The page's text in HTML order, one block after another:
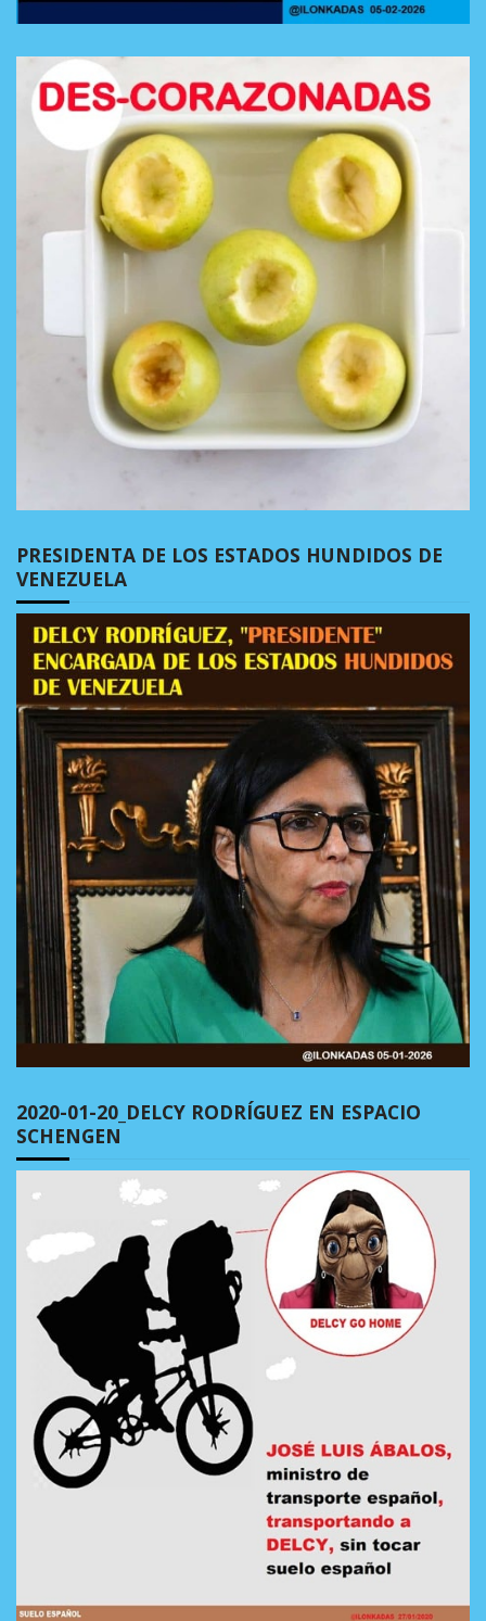
PRESIDENTA DE LOS ESTADOS HUNDIDOS DE
VENEZUELA
2020-01-20_DELCY RODRÍGUEZ EN ESPACIO
SCHENGEN